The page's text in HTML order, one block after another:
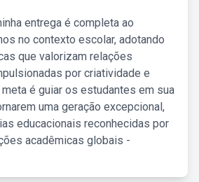
entrega é completa ao
no contexto escolar, adotando
que valorizam relações
por criatividade e
é guiar os estudantes em sua
uma geração excepcional,
educacionais reconhecidas por
acadêmicas globais -